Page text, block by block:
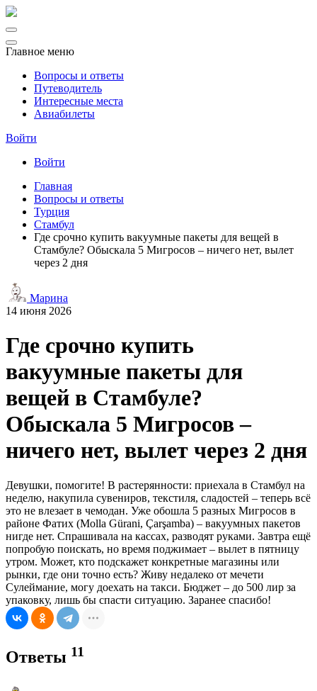
Главное меню
Вопросы и ответы
Путеводитель
Интересные места
Авиабилеты
Войти
Войти
Главная
Вопросы и ответы
Турция
Стамбул
Где срочно купить вакуумные пакеты для вещей в
Стамбуле? Обыскала 5 Мигросов – ничего нет, вылет
через 2 дня
Марина
14 июня 2026
Где срочно купить
вакуумные пакеты для
вещей в Стамбуле?
Обыскала 5 Мигросов –
ничего нет, вылет через 2 дня
Девушки, помогите! В растерянности: приехала в Стамбул на
неделю, накупила сувениров, текстиля, сладостей – теперь всё
это не влезает в чемодан. Уже обошла 5 разных Мигросов в
районе Фатих (Molla Gürani, Çarşamba) – вакуумных пакетов
нигде нет. Спрашивала на кассах, разводят руками. Завтра ещё
попробую поискать, но время поджимает – вылет в пятницу
утром. Может, кто подскажет конкретные магазины или
рынки, где они точно есть? Живу недалеко от мечети
Сулеймание, могу доехать на такси. Бюджет – до 500 лир за
упаковку, лишь бы спасти ситуацию. Заранее спасибо!
Ответы 11